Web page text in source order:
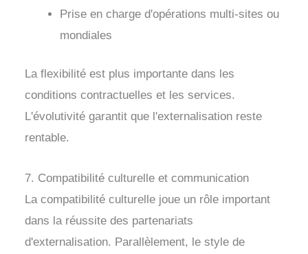
Prise en charge d'opérations multi-sites ou
mondiales
La flexibilité est plus importante dans les
conditions contractuelles et les services.
L'évolutivité garantit que l'externalisation reste
rentable.
7. Compatibilité culturelle et communication
La compatibilité culturelle joue un rôle important
dans la réussite des partenariats
d'externalisation. Parallèlement, le style de